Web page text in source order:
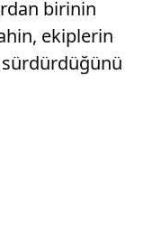
birinin
ekiplerin
sürdürdüğünü